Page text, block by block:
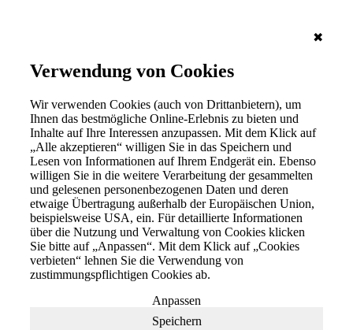
✖
Verwendung von Cookies
Wir verwenden Cookies (auch von Drittanbietern), um
Ihnen das bestmögliche Online-Erlebnis zu bieten und
Inhalte auf Ihre Interessen anzupassen. Mit dem Klick auf
„Alle akzeptieren“ willigen Sie in das Speichern und
Lesen von Informationen auf Ihrem Endgerät ein. Ebenso
willigen Sie in die weitere Verarbeitung der gesammelten
und gelesenen personenbezogenen Daten und deren
etwaige Übertragung außerhalb der Europäischen Union,
beispielsweise USA, ein. Für detaillierte Informationen
über die Nutzung und Verwaltung von Cookies klicken
Sie bitte auf „Anpassen“. Mit dem Klick auf „Cookies
verbieten“ lehnen Sie die Verwendung von
zustimmungspflichtigen Cookies ab.
Speichern
Anpassen